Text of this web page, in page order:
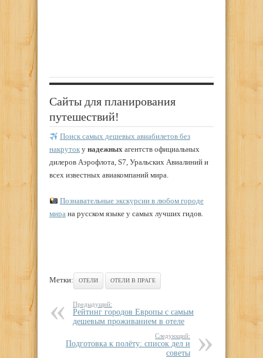
Сайты для планирования
путешествий!
Поиск самых дешевых авиабилетов без
накруток у надежных агентств официальных
дилеров Аэрофлота, S7, Уральских Авиалиний и
всех известных авиакомпаний мира.
Познавательные экскурсии в любом городе
мира на русском языке у самых лучших гидов.
Метки: ОТЕЛИ ОТЕЛИ В ПРАГЕ
Предыдущий:
Рейтинг городов Европы с самым
дешевым проживанием в отеле
Следующий:
Подготовка к полёту: список дел и
советы